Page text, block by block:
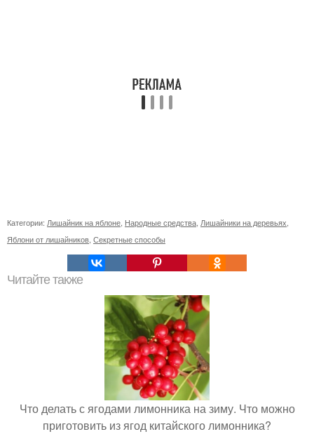
Категории: Лишайник на яблоне Народные средства Лишайники на деревьях
Яблони от лишайников Секретные способы
Читайте также
Что делать с ягодами лимонника на зиму. Что можно
приготовить из ягод китайского лимонника?